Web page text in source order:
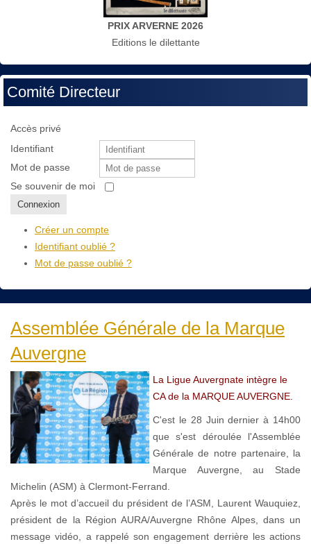
PRIX ARVERNE 2026
Editions le dilettante
Comité Directeur
Accès privé
Identifiant
Mot de passe
Se souvenir de moi
Connexion
Créer un compte
Identifiant oublié ?
Mot de passe oublié ?
Assemblée Générale de la Marque
Auvergne
La Ligue Auvergnate intègre le
CA de la MARQUE AUVERGNE.
C'est le 28 Juin dernier à 14h00
que s'est déroulée l'Assemblée
Générale de notre partenaire, la
Marque Auvergne, au Stade
Michelin (ASM) à Clermont-Ferrand.
Après le mot d’accueil du président de l’ASM, Laurent Wauquiez,
président de la Région AURA/Auvergne Rhône Alpes, dans un
message vidéo, a rappelé son engagement derrière les actions